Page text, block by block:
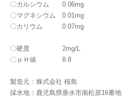
〇カルシウム 0.06mg
〇マグネシウム 0.01mg
〇カリウム 0.07mg
〇硬度 2mg/L
〇ｐＨ値 8.8
製造元：株式会社 桜島
採水地：鹿児島県垂水市南松原16番地